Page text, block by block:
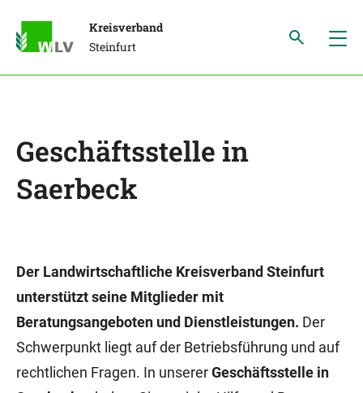
Kreisverband
Steinfurt
Geschäftsstelle in
Saerbeck
Der Landwirtschaftliche Kreisverband Steinfurt
unterstützt seine Mitglieder mit
Beratungsangeboten und Dienstleistungen. Der
Schwerpunkt liegt auf der Betriebsführung und auf
rechtlichen Fragen. In unsererGeschäftsstelle in